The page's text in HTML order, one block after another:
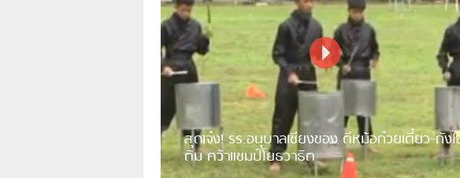
สุดเจ๋ง! รร.อนุบาลเชียงของ ตีหม้อก๋วยเตี๋ยว-ถัง
ติม คว้าแชมป์โยธวาธิต